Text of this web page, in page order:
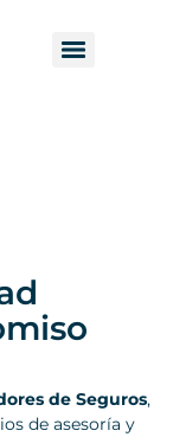
de Seguros,
de asesoría y